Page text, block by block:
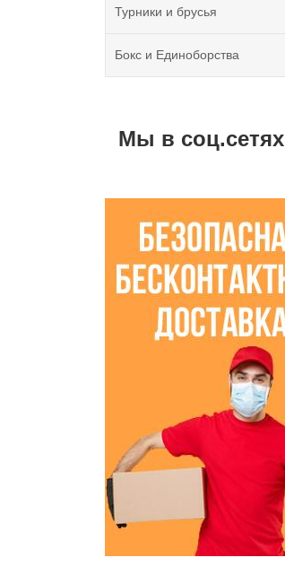
Турники и брусья
Бокс и Единоборства
Мы в соц.сетях